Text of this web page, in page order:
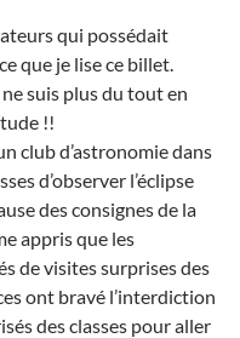
qui possédait
que je lise ce billet.
suis plus du tout en
!!
club d’astronomie dans
d’observer l’éclipse
des consignes de la
appris que les
de visites surprises des
ont bravé l’interdiction
des classes pour aller